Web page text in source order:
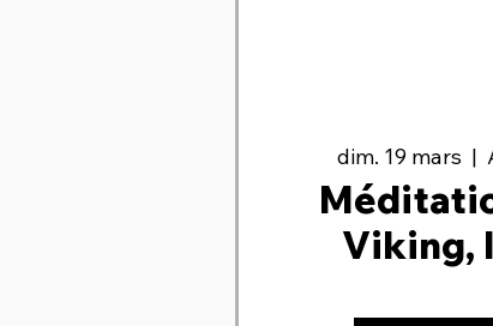
dim. 19 mars
  |
Viking,